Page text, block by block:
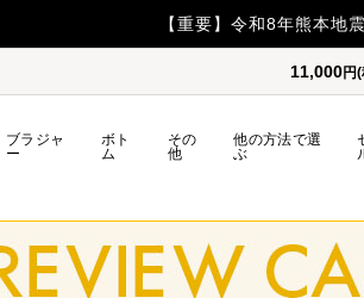
【重要】日本郵便の
11,000円(
ブラジャ
ー
ボト
ム
その
他
他の方法で選
ぶ